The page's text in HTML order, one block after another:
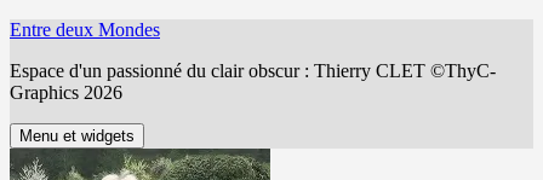
Aller
contenu
Entre deux Mondes
Espace d'un passionné du clair obscur : Thierry CLET ©ThyC-
Graphics 2026
Menu et widgets